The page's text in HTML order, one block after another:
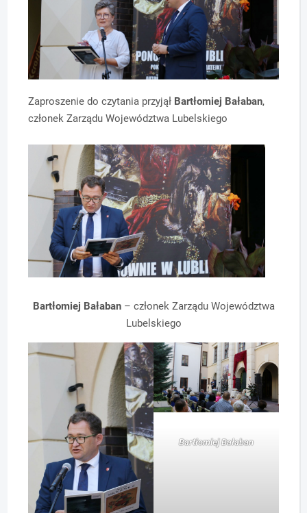
Zaproszenie do czytania przyjął Bartłomiej Bałaban,
członek Zarządu Województwa Lubelskiego
Bartłomiej Bałaban– członek Zarządu Województwa
Lubelskiego
Bartłomiej Bałaban